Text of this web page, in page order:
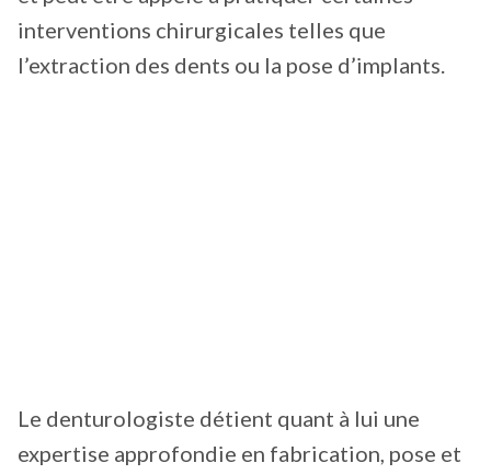
interventions chirurgicales telles que
l’extraction des dents ou la pose d’implants.
Le denturologiste détient quant à lui une
expertise approfondie en fabrication, pose et